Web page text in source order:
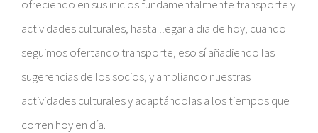
ofreciendo en sus inicios fundamentalmente transporte y
actividades culturales, hasta llegar a dia de hoy, cuando
seguimos ofertando transporte, eso sí añadiendo las
sugerencias de los socios, y ampliando nuestras
actividades culturales y adaptándolas a los tiempos que
corren hoy en día.